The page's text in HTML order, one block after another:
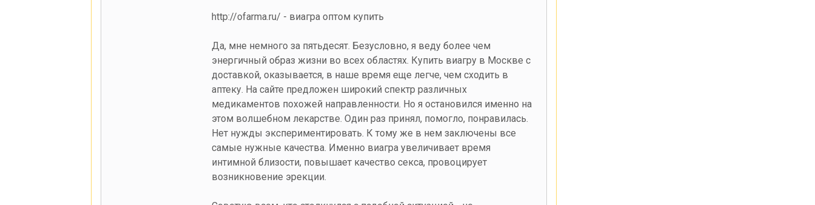
http://ofarma.ru/ - виагра оптом купить
Да, мне немного за пятьдесят. Безусловно, я веду более чем
энергичный образ жизни во всех областях. Купить виагру в Москве с
доставкой, оказывается, в наше время еще легче, чем сходить в
аптеку. На сайте предложен широкий спектр различных
медикаментов похожей направленности. Но я остановился именно на
этом волшебном лекарстве. Один раз принял, помогло, понравилась.
Нет нужды экспериментировать. К тому же в нем заключены все
самые нужные качества. Именно виагра увеличивает время
интимной близости, повышает качество секса, провоцирует
возникновение эрекции.